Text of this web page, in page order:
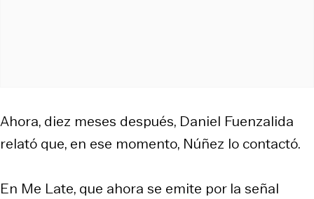
Ahora, diez meses después, Daniel Fuenzalida
relató que, en ese momento, Núñez lo contactó.
En Me Late, que ahora se emite por la señal